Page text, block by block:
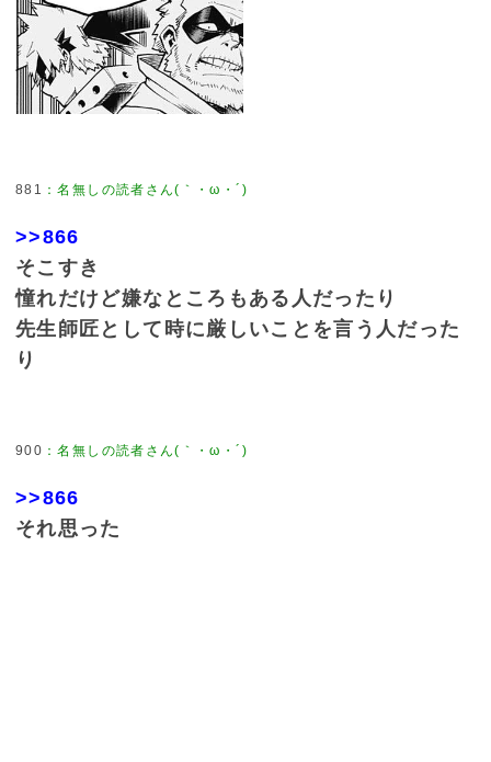
881 ：名無しの読者さん(｀・ω・´)
>>866
そこすき
憧れだけど嫌なところもある人だったり
先生師匠として時に厳しいことを言う人だった
り
900 ：名無しの読者さん(｀・ω・´)
>>866
それ思った